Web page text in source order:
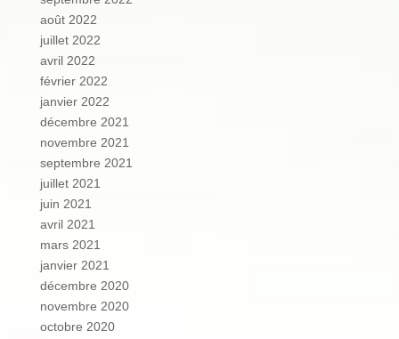
août 2022
juillet 2022
avril 2022
février 2022
janvier 2022
décembre 2021
novembre 2021
septembre 2021
juillet 2021
juin 2021
avril 2021
mars 2021
janvier 2021
décembre 2020
novembre 2020
octobre 2020